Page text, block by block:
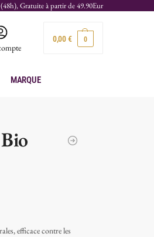
Gratuite à partir de 49.90Eur
0,00€ 0
Marque
efficace contre les